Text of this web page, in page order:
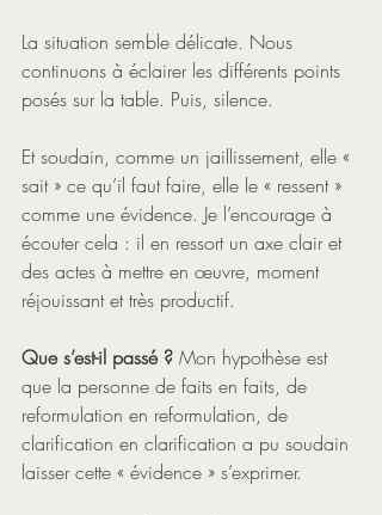
La situation semble délicate. Nous
continuons à éclairer les différents points
posés sur la table. Puis, silence.
Et soudain, comme un jaillissement, elle «
sait » ce qu’il faut faire, elle le « ressent »
comme une évidence. Je l’encourage à
écouter cela : il en ressort un axe clair et
des actes à mettre en œuvre, moment
réjouissant et très productif.
Que s’est-il passé ? Mon hypothèse est
que la personne de faits en faits, de
reformulation en reformulation, de
clarification en clarification a pu soudain
laisser cette « évidence » s’exprimer.